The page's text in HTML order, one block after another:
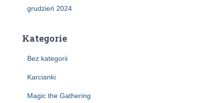
grudzień 2024
Kategorie
Bez kategorii
Karcianki
Magic the Gathering